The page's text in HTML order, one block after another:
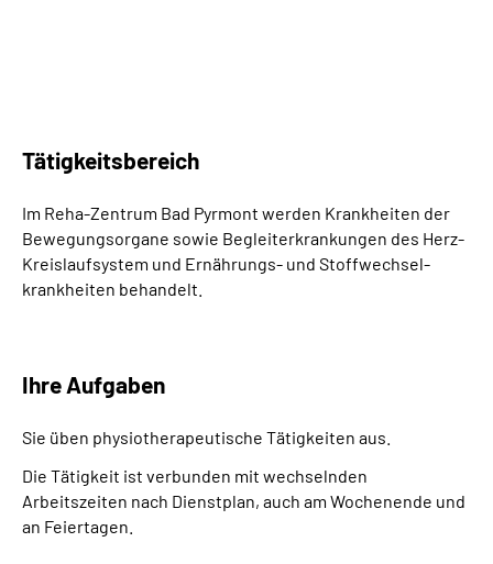
Tätigkeitsbereich
Im Reha-Zentrum Bad Pyrmont werden Krankheiten der
Bewegungsorgane sowie Begleiterkrankungen des Herz-
Kreislaufsystem und Ernährungs- und Stoffwechsel-
krankheiten behandelt.
Ihre Aufgaben
Sie üben physiotherapeutische Tätigkeiten aus.
Die Tätigkeit ist verbunden mit wechselnden
Arbeitszeiten nach Dienstplan, auch am Wochenende und
an Feiertagen.